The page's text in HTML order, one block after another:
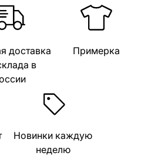
доставка
в
Примерка
Новинки каждую
неделю